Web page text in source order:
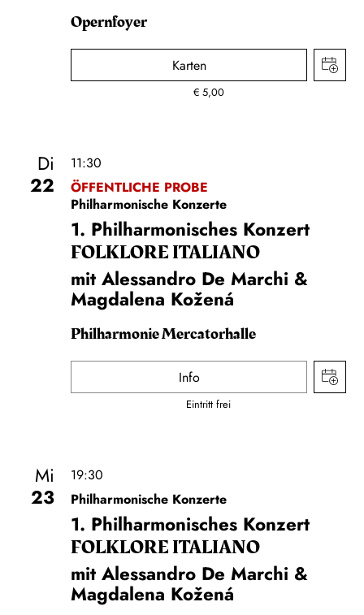
Opernfoyer
Karten
€ 5,00
Di
22
11:30
ÖFFENTLICHE PROBE
Philharmonische Konzerte
1. Philharmonisches Konzert
FOLKLORE ITALIANO
mit Alessandro De Marchi &
Magdalena Kožená
Philharmonie Mercatorhalle
Info
Eintritt frei
Mi
23
19:30
Philharmonische Konzerte
1. Philharmonisches Konzert
FOLKLORE ITALIANO
mit Alessandro De Marchi &
Magdalena Kožená